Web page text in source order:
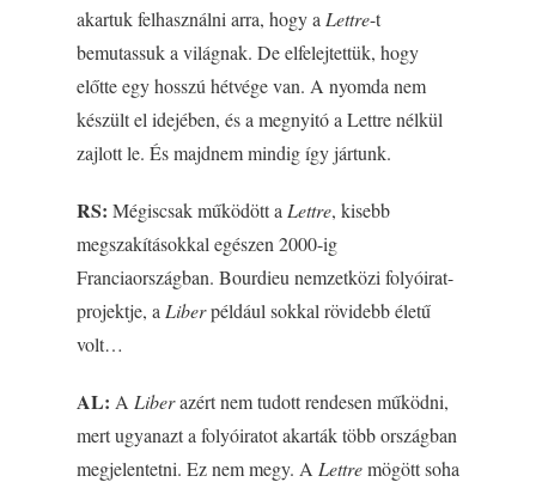
akartuk felhasználni arra, hogy a Lettre-t
bemutassuk a világnak. De elfelejtettük, hogy
előtte egy hosszú hétvége van. A nyomda nem
készült el idejében, és a megnyitó a Lettre nélkül
zajlott le. És majdnem mindig így jártunk.
RS: Mégiscsak működött a Lettre, kisebb
megszakításokkal egészen 2000-ig
Franciaországban. Bourdieu nemzetközi folyóirat-
projektje, a Liberpéldául sokkal rövidebb életű
volt…
AL: A Liberazért nem tudott rendesen működni,
mert ugyanazt a folyóiratot akarták több országban
megjelentetni. Ez nem megy. A Lettremögött soha